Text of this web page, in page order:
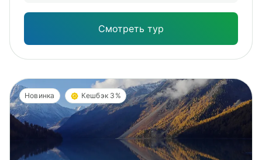
Смотреть тур
Новинка Кешбэк 3%